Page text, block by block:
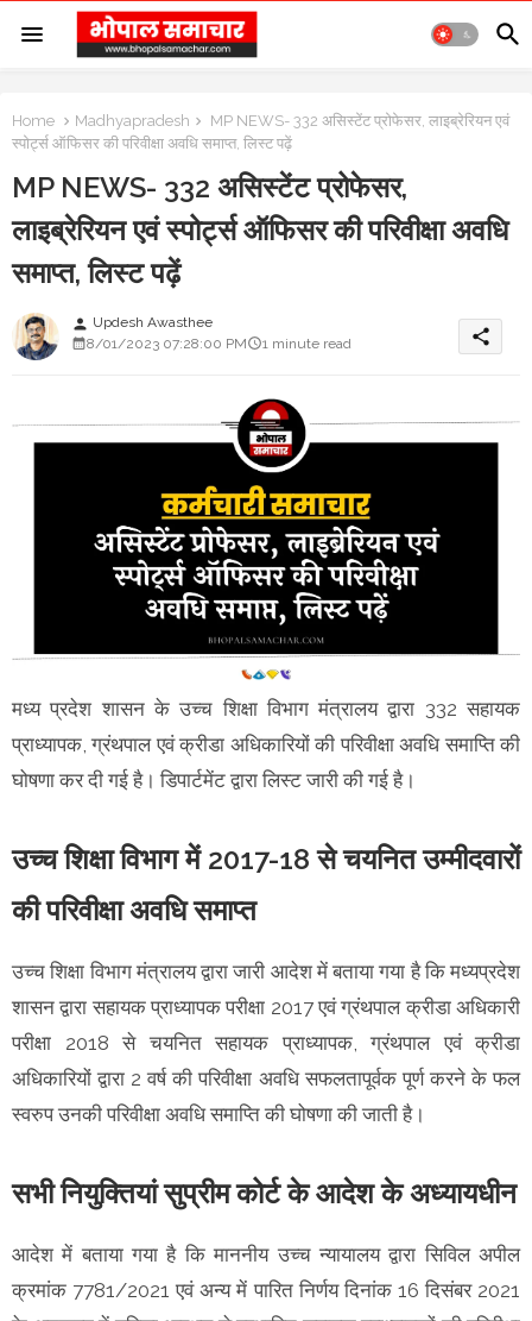
Home Madhyapradesh
MP NEWS- 332 असिस्टेंट प्रोफेसर, लाइब्रेरियन एवं
स्पोर्ट्स ऑफिसर की परिवीक्षा अवधि समाप्त, लिस्ट पढ़ें
MP NEWS- 332 असिस्टेंट प्रोफेसर,
लाइब्रेरियन एवं स्पोर्ट्स ऑफिसर की परिवीक्षा अवधि
समाप्त, लिस्ट पढ़ें
person Updesh Awasthee
8/01/2023 07:28:00 PM
1 minute read share
मध्य प्रदेश शासन के उच्च शिक्षा विभाग मंत्रालय द्वारा 332 सहायक
प्राध्यापक, ग्रंथपाल एवं क्रीडा अधिकारियों की परिवीक्षा अवधि समाप्ति की
घोषणा कर दी गई है। डिपार्टमेंट द्वारा लिस्ट जारी की गई है।
उच्च शिक्षा विभाग में 2017-18 से चयनित उम्मीदवारों
की परिवीक्षा अवधि समाप्त
उच्च शिक्षा विभाग मंत्रालय द्वारा जारी आदेश में बताया गया है कि मध्यप्रदेश
शासन द्वारा सहायक प्राध्यापक परीक्षा 2017 एवं ग्रंथपाल क्रीडा अधिकारी
परीक्षा 2018 से चयनित सहायक प्राध्यापक, ग्रंथपाल एवं क्रीडा
अधिकारियों द्वारा 2 वर्ष की परिवीक्षा अवधि सफलतापूर्वक पूर्ण करने के फल
स्वरुप उनकी परिवीक्षा अवधि समाप्ति की घोषणा की जाती है।
सभी नियुक्तियां सुप्रीम कोर्ट के आदेश के अध्यायधीन
आदेश में बताया गया है कि माननीय उच्च न्यायालय द्वारा सिविल अपील
क्रमांक 7781/2021 एवं अन्य में पारित निर्णय दिनांक 16 दिसंबर 2021